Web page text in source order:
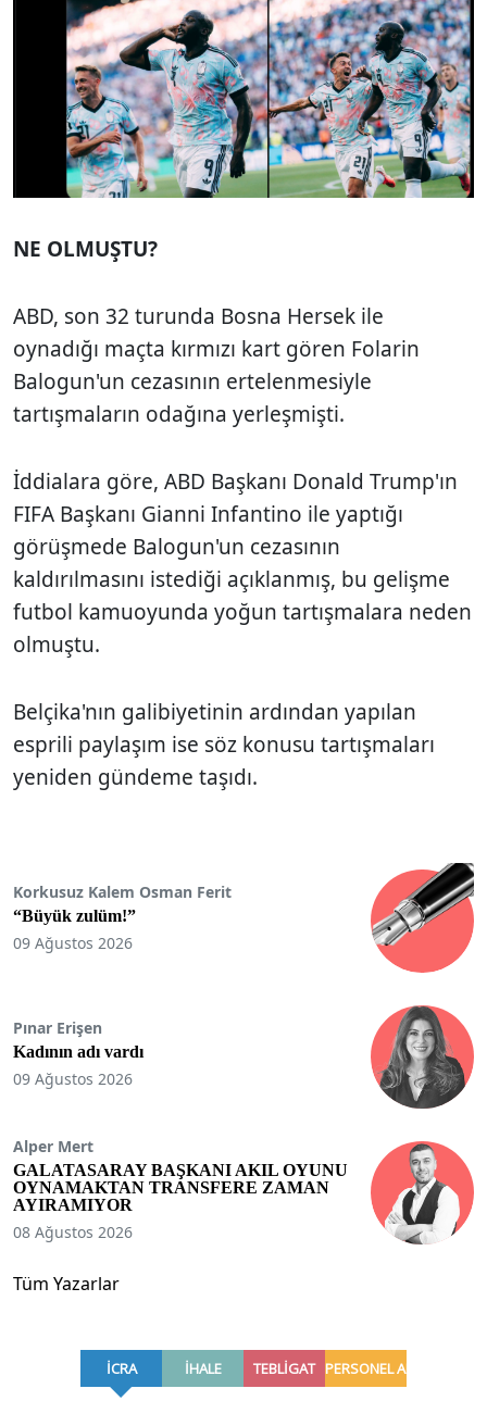
NE OLMUŞTU?
ABD, son 32 turunda Bosna Hersek ile
oynadığı maçta kırmızı kart gören Folarin
Balogun'un cezasının ertelenmesiyle
tartışmaların odağına yerleşmişti.
İddialara göre, ABD Başkanı Donald Trump'ın
FIFA Başkanı Gianni Infantino ile yaptığı
görüşmede Balogun'un cezasının
kaldırılmasını istediği açıklanmış, bu gelişme
futbol kamuoyunda yoğun tartışmalara neden
olmuştu.
Belçika'nın galibiyetinin ardından yapılan
esprili paylaşım ise söz konusu tartışmaları
yeniden gündeme taşıdı.
Korkusuz Kalem Osman Ferit
“Büyük zulüm!”
09 Ağustos 2026
Pınar Erişen
Kadının adı vardı
09 Ağustos 2026
Alper Mert
GALATASARAY BAŞKANI AKIL OYUNU
OYNAMAKTAN TRANSFERE ZAMAN
AYIRAMIYOR
08 Ağustos 2026
Tüm Yazarlar